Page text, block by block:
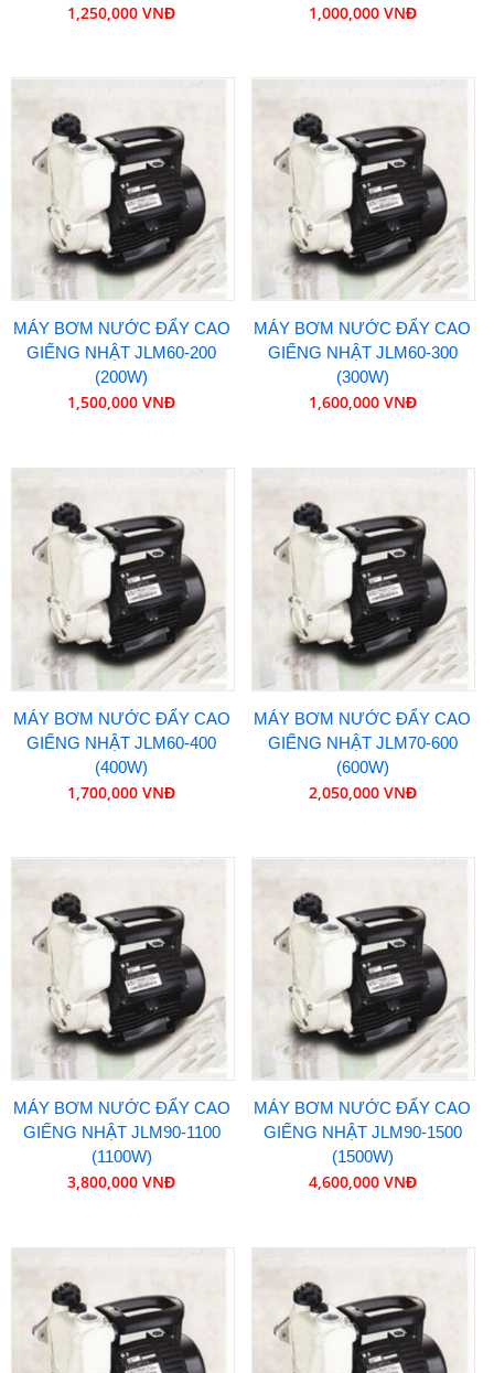
1,250,000 VNĐ 1,000,000 VNĐ
MÁY BƠM NƯỚC ĐẨY CAO
GIẾNG NHẬT JLM60-200
(200W)
1,500,000 VNĐ
MÁY BƠM NƯỚC ĐẨY CAO
GIẾNG NHẬT JLM60-300
(300W)
1,600,000 VNĐ
MÁY BƠM NƯỚC ĐẨY CAO
GIẾNG NHẬT JLM60-400
(400W)
1,700,000 VNĐ
MÁY BƠM NƯỚC ĐẨY CAO
GIẾNG NHẬT JLM70-600
(600W)
2,050,000 VNĐ
MÁY BƠM NƯỚC ĐẨY CAO
GIẾNG NHẬT JLM90-1100
(1100W)
3,800,000 VNĐ
MÁY BƠM NƯỚC ĐẨY CAO
GIẾNG NHẬT JLM90-1500
(1500W)
4,600,000 VNĐ